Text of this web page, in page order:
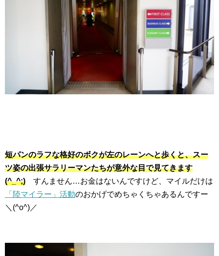
短パンのラフな格好のボクが左のレーンへと歩くと、スー
ツ姿の出張サラリーマンたちが意外な目で見てきます
(^_^;) すんません…お金はないんですけど、マイルだけは
「陸マイラー」活動のおかげでめちゃくちゃあるんですー
＼(^o^)／